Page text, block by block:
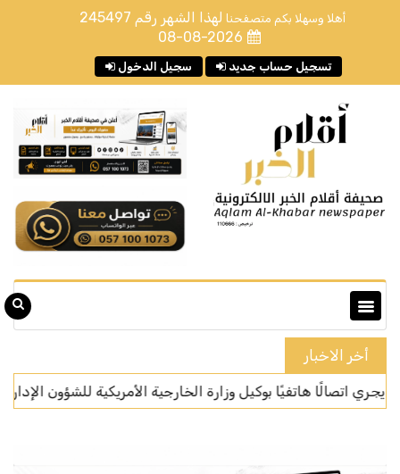
أهلا وسهلا بكم متصفحنا لهذا الشهر رقم 245497
08-08-2026
سجيل الدخول تسجيل حساب جديد
أخر الاخبار
هاتفيًا بوكيل وزارة الخارجية الأمريكية للشؤون الإدارية